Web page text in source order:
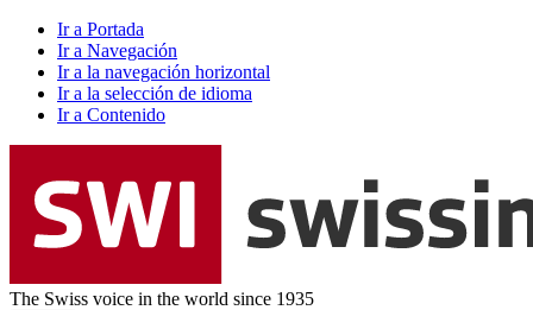
Ir a Portada
Ir a Navegación
Ir a la navegación horizontal
Ir a la selección de idioma
Ir a Contenido
The Swiss voice in the world since 1935